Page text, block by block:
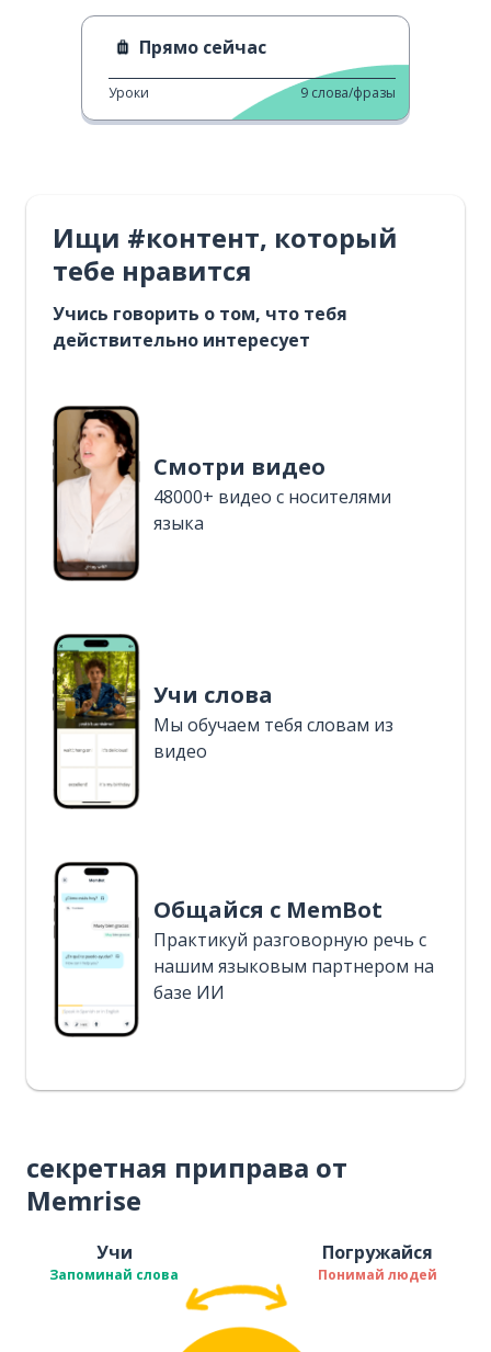
Прямо сейчас
Уроки 9 слова/фразы
Ищи #контент, который
тебе нравится
Учись говорить о том, что тебя
действительно интересует
Смотри видео
48000+ видео с носителями
языка
Учи слова
Мы обучаем тебя словам из
видео
Общайся с MemBot
Практикуй разговорную речь с
нашим языковым партнером на
базе ИИ
секретная приправа от
Memrise
Учи
Запоминай слова
Погружайся
Понимай людей